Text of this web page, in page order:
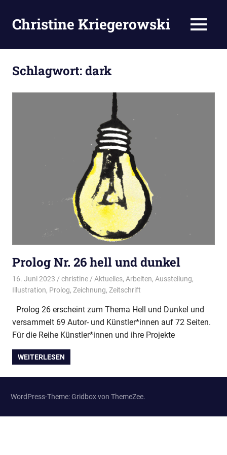
Inhalt
springen
Christine Kriegerowski MENÜ
Schlagwort:dark
Prolog Nr. 26 hell und dunkel
16. Juni 2023 christine Aktuelles, Arbeiten, Ausstellung,
Illustration, Prolog, Zeichnung, Zeitschrift
Prolog 26 erscheint zum Thema Hell und Dunkel und
versammelt 69 Autor- und Künstler*innen auf 72 Seiten.
Für die Reihe Künstler*innen und ihre Projekte
WEITERLESEN
WordPress-Theme: Gridbox von ThemeZee.